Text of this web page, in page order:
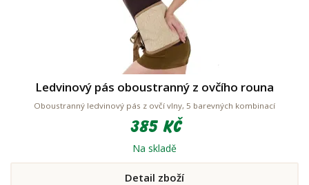
Ledvinový pás oboustranný z ovčího rouna
Oboustranný ledvinový pás z ovčí vlny, 5 barevných kombinací
385 Kč
Na skladě
Detail zboží